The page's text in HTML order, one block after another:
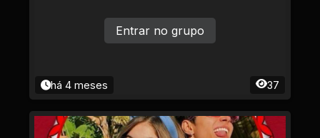
há 4 meses 37
Entrar no grupo